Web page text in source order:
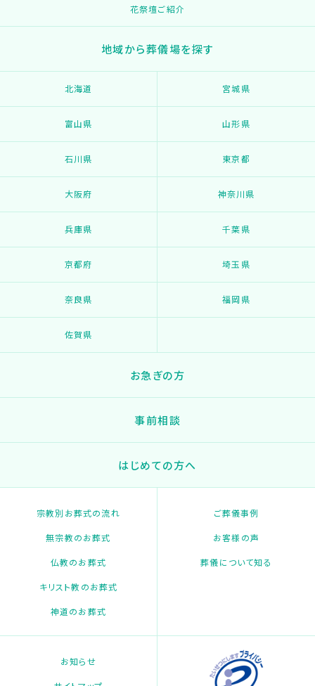
花祭壇ご紹介
地域から葬儀場を探す
北海道 宮城県
富山県 山形県
石川県 東京都
大阪府 神奈川県
兵庫県 千葉県
京都府 埼玉県
奈良県 福岡県
佐賀県
お急ぎの方
事前相談
はじめての方へ
宗教別お葬式の流れ
無宗教のお葬式
仏教のお葬式
キリスト教のお葬式
神道のお葬式
ご葬儀事例
お客様の声
葬儀について知る
お知らせ